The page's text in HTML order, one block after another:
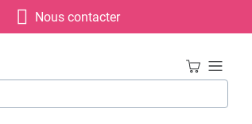
Nous contacter